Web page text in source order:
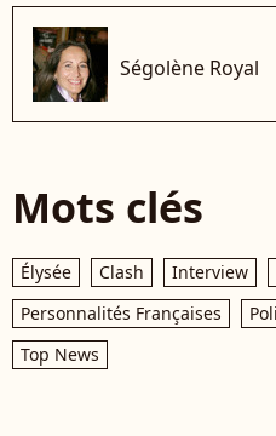
Ségolène Royal
Mots clés
Élysée Clash Interview
Personnalités Françaises
Top News